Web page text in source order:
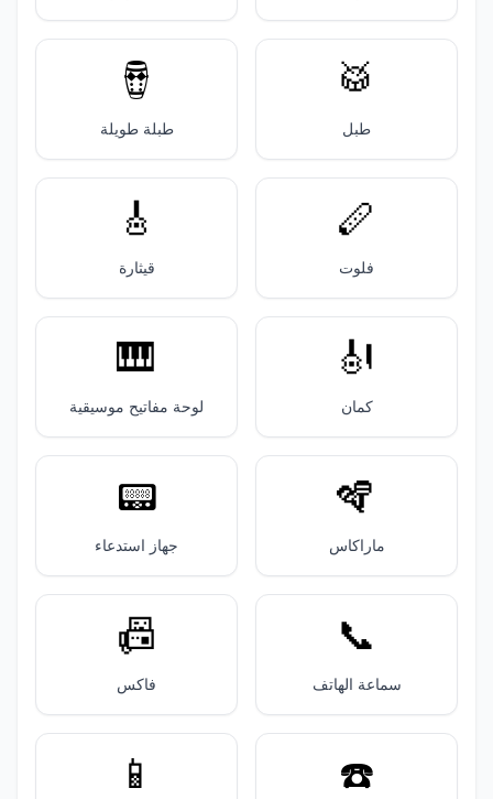
🥁
طبل
🪘
طبلة طويلة
🪈
فلوت
🎸
قيثارة
🎻
كمان
🎹
لوحة مفاتيح موسيقية
🪇
ماراكاس
📟️
جهاز استدعاء
📞
سماعة الهاتف
📠
فاكس
☎️
📱